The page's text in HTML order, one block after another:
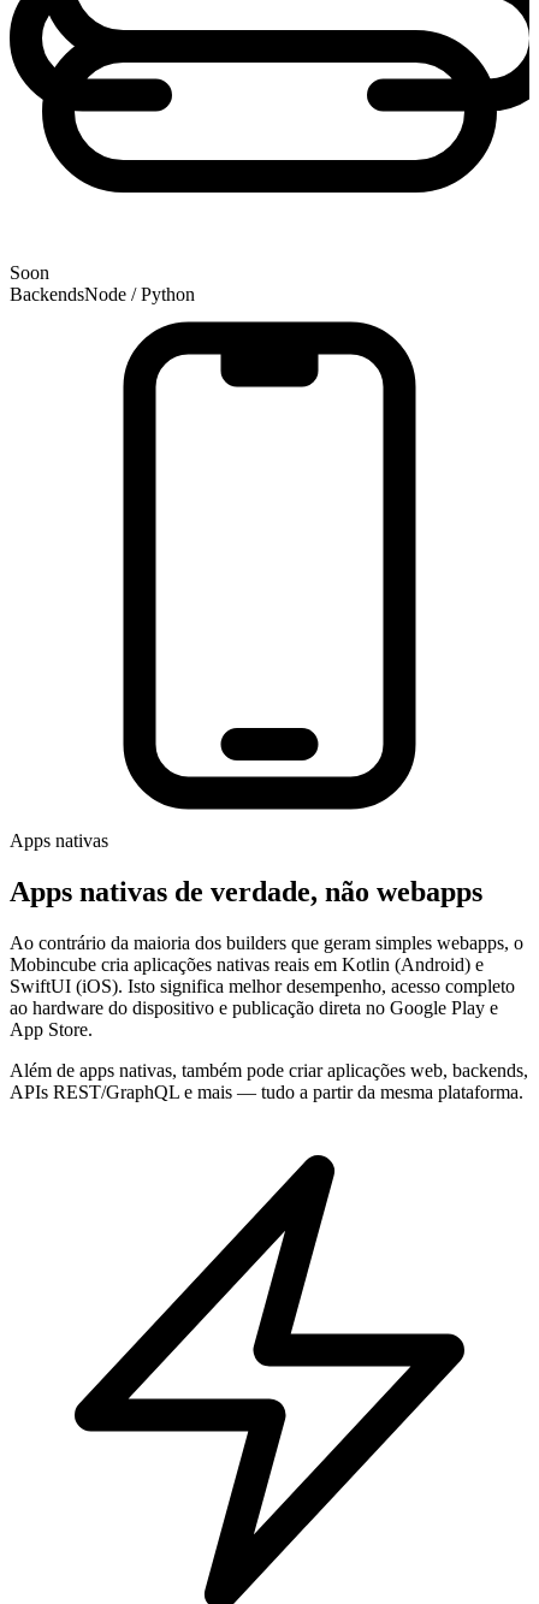
Soon
BackendsNode / Python
Apps nativas
Apps nativas de verdade, não webapps
Ao contrário da maioria dos builders que geram simples webapps, o
Mobincube cria aplicações nativas reais em Kotlin (Android) e
SwiftUI (iOS). Isto significa melhor desempenho, acesso completo
ao hardware do dispositivo e publicação direta no Google Play e
App Store.
Além de apps nativas, também pode criar aplicações web, backends,
APIs REST/GraphQL e mais — tudo a partir da mesma plataforma.